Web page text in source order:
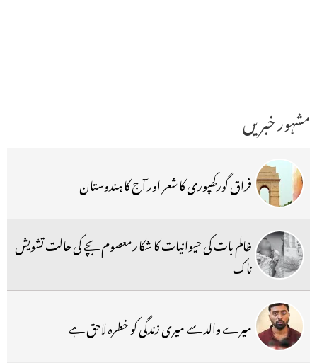
مشہور خبریں
فراق گورکھپوری کا شعر اور آج کا ہندوستان
ظالم بات کی حیوانیات کا شکا رمعصوم بچے کی حالت تشویش
ناک
میرے والد سے میری زندگی کو خطرہ لاحق ہے